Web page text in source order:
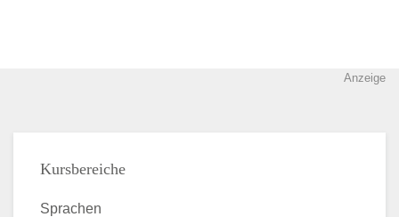
Anzeige
Kursbereiche
Sprachen